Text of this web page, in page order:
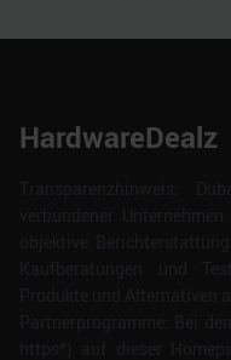
HardwareDealz